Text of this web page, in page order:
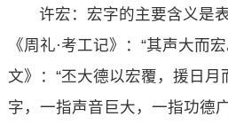
许宏：宏字的主要含义是
《周礼·考工记》：“其声大而
文》：“丕大德以宏覆，援日月
字，一指声音巨大，一指功德